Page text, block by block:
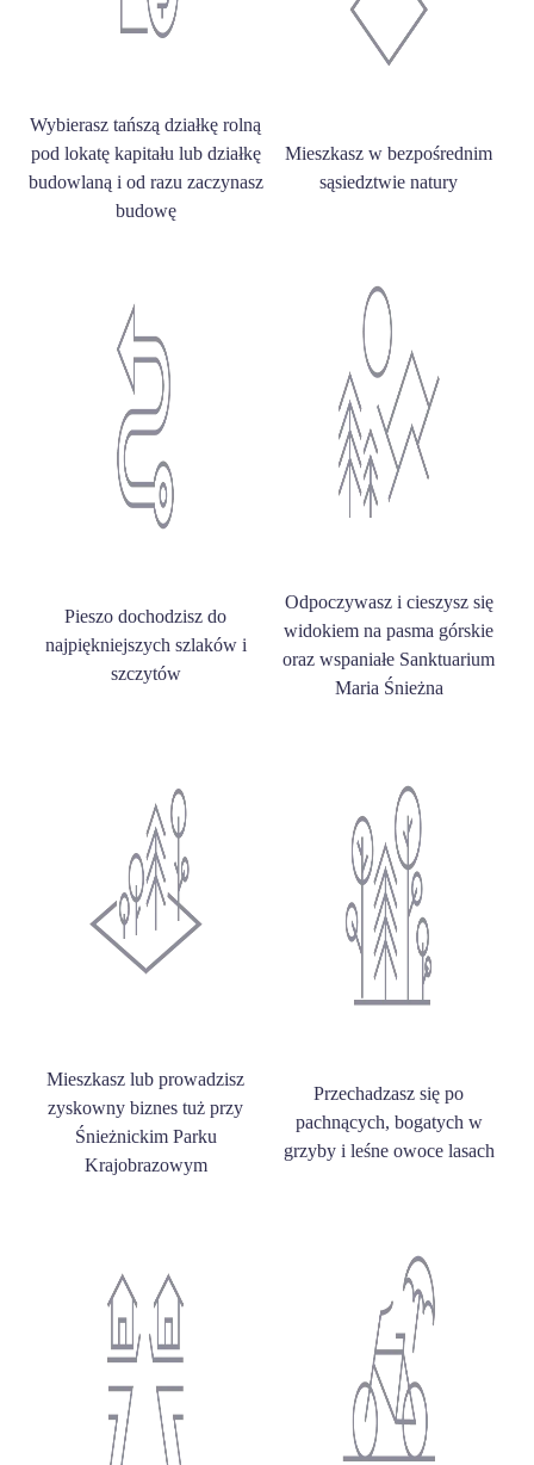
Wybierasz tańszą działkę rolną
pod lokatę kapitału lub działkę
budowlaną i od razu zaczynasz
budowę
Mieszkasz w bezpośrednim
sąsiedztwie natury
Pieszo dochodzisz do
najpiękniejszych szlaków i
szczytów
Odpoczywasz i cieszysz się
widokiem na pasma górskie
oraz wspaniałe Sanktuarium
Maria Śnieżna
Mieszkasz lub prowadzisz
zyskowny biznes tuż przy
Śnieżnickim Parku
Krajobrazowym
Przechadzasz się po
pachnących, bogatych w
grzyby i leśne owoce lasach